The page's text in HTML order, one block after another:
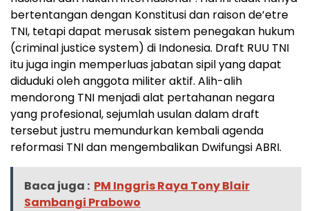
bertentangan dengan Konstitusi dan raison de’etre
TNI, tetapi dapat merusak sistem penegakan hukum
(criminal justice system) di Indonesia. Draft RUU TNI
itu juga ingin memperluas jabatan sipil yang dapat
diduduki oleh anggota militer aktif. Alih-alih
mendorong TNI menjadi alat pertahanan negara
yang profesional, sejumlah usulan dalam draft
tersebut justru memundurkan kembali agenda
reformasi TNI dan mengembalikan Dwifungsi ABRI.
Baca juga : PM Inggris Raya Tony Blair
Sambangi Prabowo